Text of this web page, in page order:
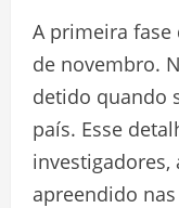
A primeira fase
de novembro.
detido quando
país. Esse
apreendido